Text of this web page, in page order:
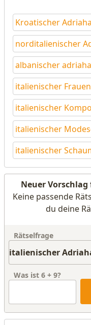
Kroatischer
norditalienischer
albanischer
italienischer
italienischer
italienischer
italienischer
Neuer
Keine passende
du deine
Rätselfrage
Was ist 6 + 9?